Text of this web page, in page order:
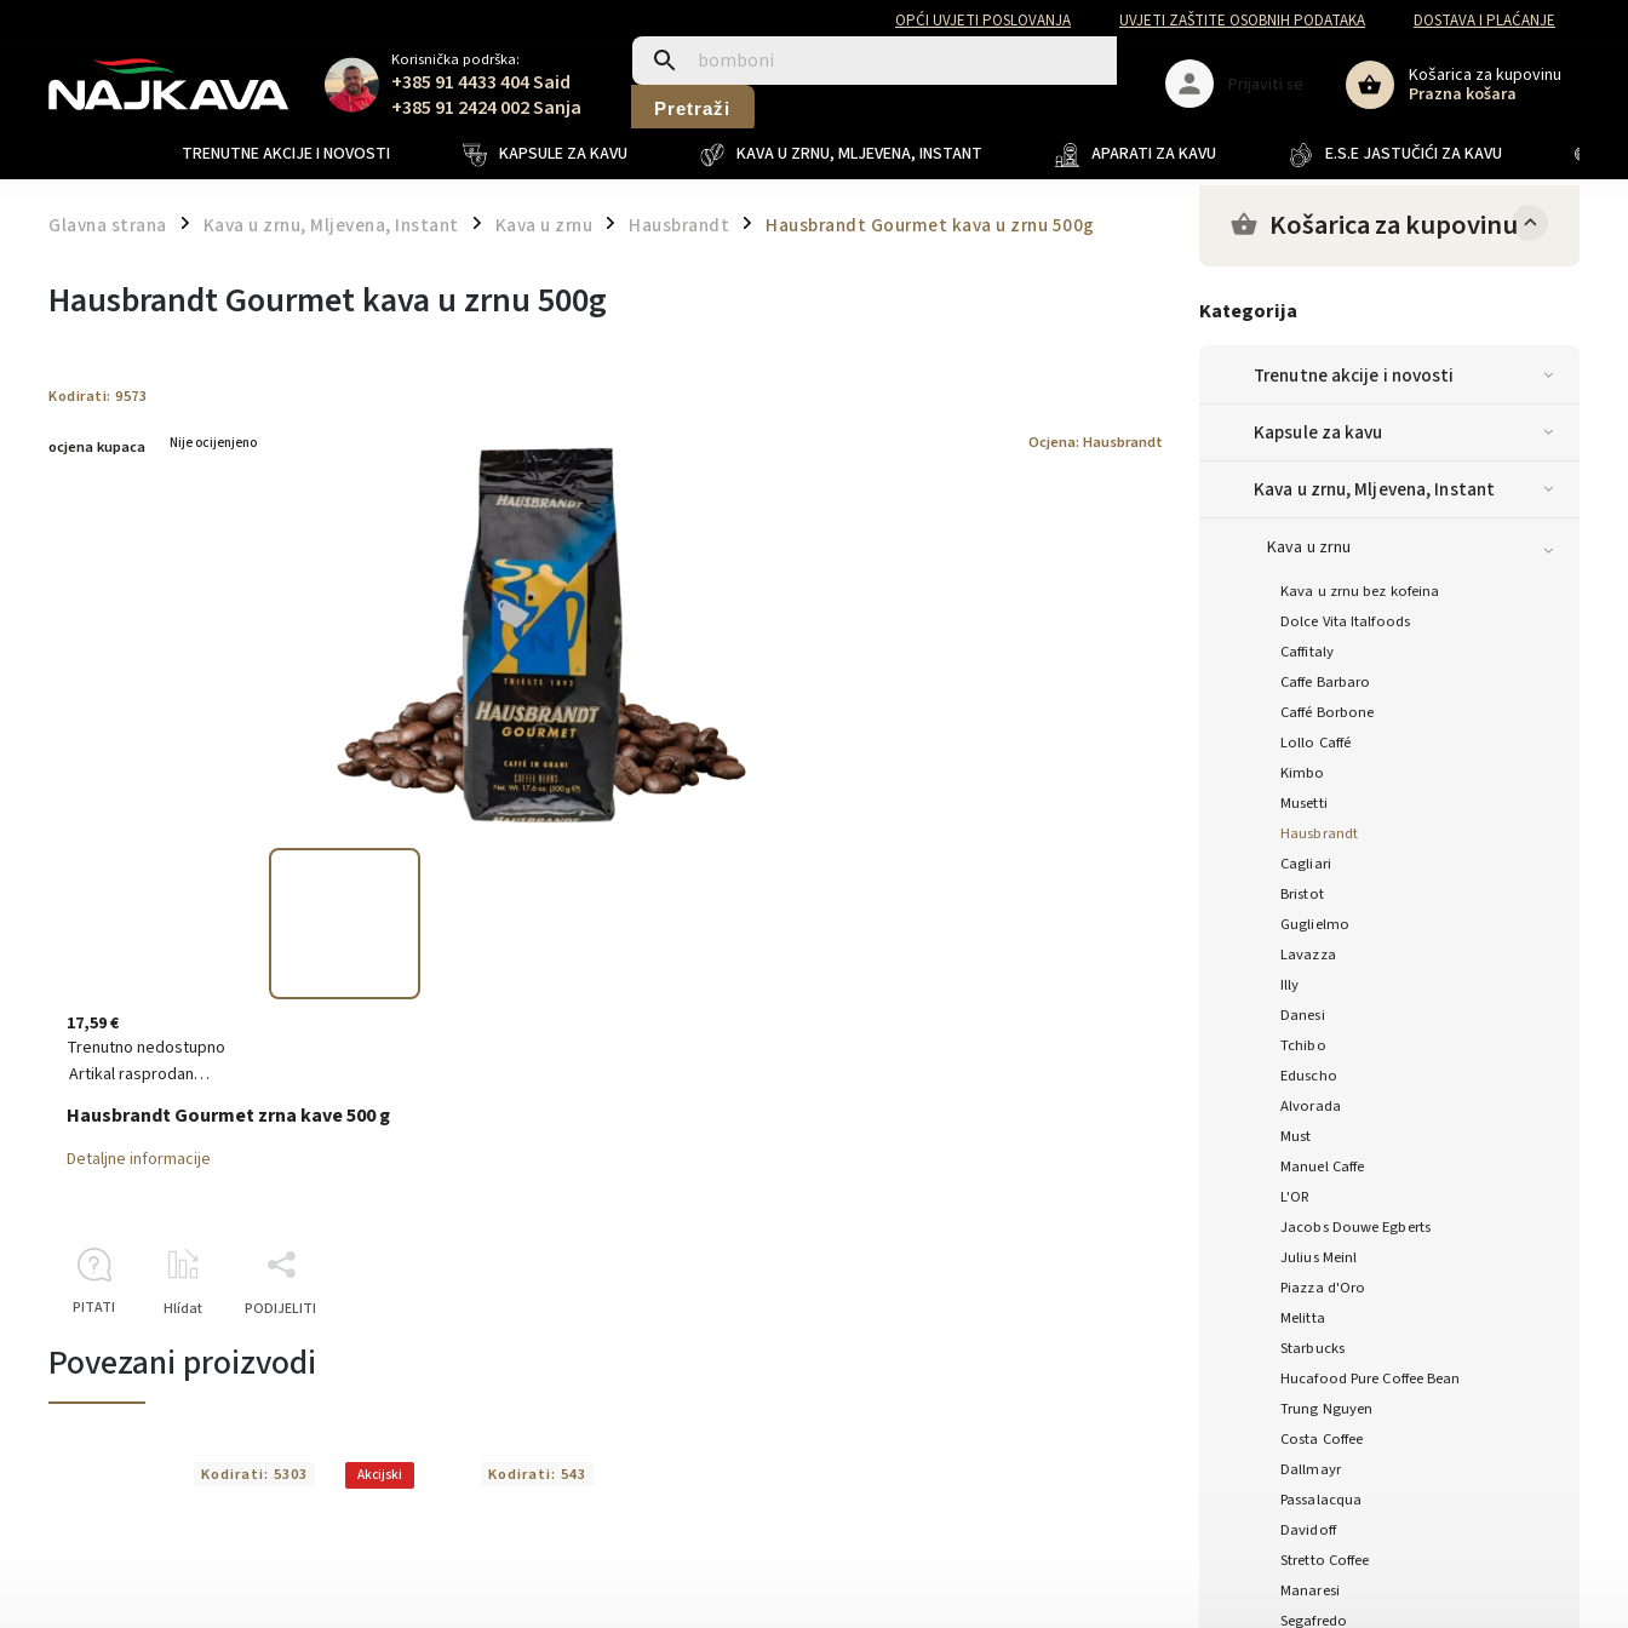
OPĆI UVJETI POSLOVANJA UVJETI ZAŠTITE OSOBNIH PODATAKA
DOSTAVA I PLAĆANJE
Korisnička podrška:
+385 91 4433 404 Said
+385 91 2424 002 Sanja
Pretraži
Košarica za kupovinu
Prazna košara
Prijaviti se
TRENUTNE AKCIJE I NOVOSTI KAPSULE ZA KAVU KAVA U ZRNU, MLJEVENA, INSTANT APARATI ZA KAVU E.S.E JASTUČIĆI ZA KAVU
Glavna strana / Kava u zrnu, Mljevena, Instant / Kava u zrnu / Hausbrandt / Hausbrandt Gourmet kava u zrnu 500g Košarica za kupovinu
Kategorija
Trenutne akcije i novosti
Kapsule za kavu
Kava u zrnu, Mljevena, Instant
Kava u zrnu
Kava u zrnu bez kofeina
Dolce Vita Italfoods
Caffitaly
Caffe Barbaro
Caffé Borbone
Lollo Caffé
Kimbo
Musetti
Hausbrandt
Cagliari
Bristot
Guglielmo
Lavazza
Illy
Danesi
Tchibo
Eduscho
Alvorada
Must
Manuel Caffe
L'OR
Jacobs Douwe Egberts
Julius Meinl
Piazza d'Oro
Melitta
Starbucks
Hucafood Pure Coffee Bean
Trung Nguyen
Costa Coffee
Dallmayr
Passalacqua
Davidoff
Stretto Coffee
Manaresi
Segafredo
Hausbrandt Gourmet kava u zrnu 500g
Kodirati: 9573
ocjena kupaca Nije ocijenjeno Ocjena: Hausbrandt
17,59 €
Trenutno nedostupno
Artikal rasprodan…
Hausbrandt Gourmet zrna kave 500 g
Detaljne informacije
PITATI Hlídat PODIJELITI
Povezani proizvodi
Kodirati: 5303 Akcijski Kodirati: 543